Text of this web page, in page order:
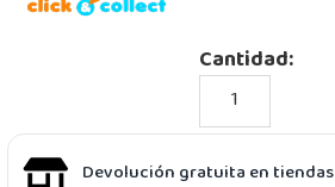
Cantidad:
Devolución gratuita en tiendas